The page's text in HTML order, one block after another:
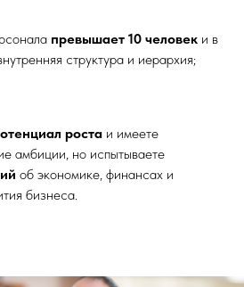
превышает 10 человек и в
структура и иерархия;
роста и имеете
амбиции, но испытываете
об экономике, финансах и
бизнеса.